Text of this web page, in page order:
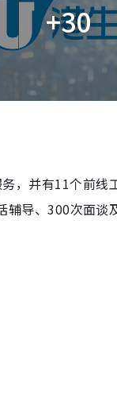
+30
，并有11个前线
辅导、300次面谈